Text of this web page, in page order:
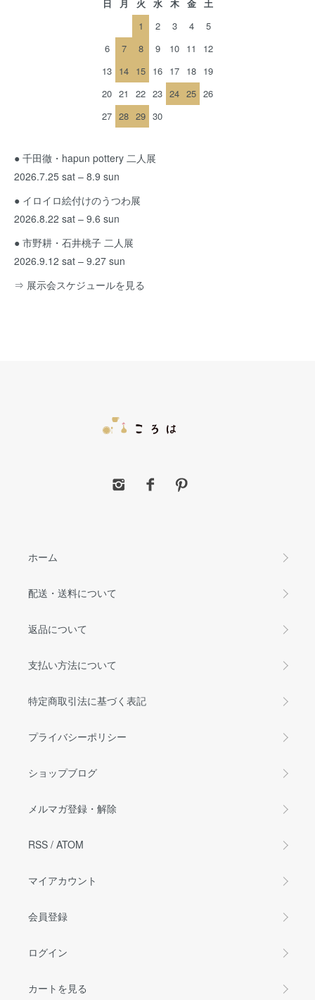
日 月 火 水 木 金
土
1
2 3 4
5
6
7 8 9 10 11
12
13 14 15 16 17 18 19
20 21 22 23 24 25 26
27 28 29 30
● 千田徹・hapun pottery 二人展
2026.7.25 sat – 8.9 sun
● イロイロ絵付けのうつわ展
2026.8.22 sat – 9.6 sun
● 市野耕・石井桃子 二人展
2026.9.12 sat – 9.27 sun
⇒ 展示会スケジュールを見る
ホーム
配送・送料について
返品について
支払い方法について
特定商取引法に基づく表記
プライバシーポリシー
ショップブログ
メルマガ登録・解除
RSS / ATOM
マイアカウント
会員登録
ログイン
カートを見る